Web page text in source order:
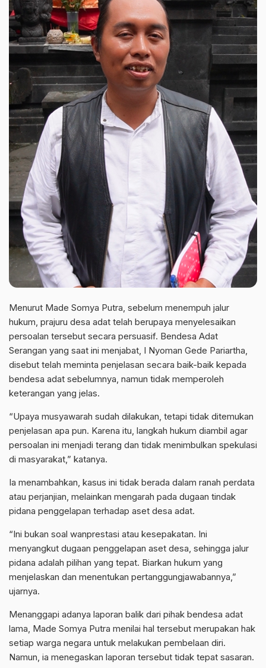
Menurut Made Somya Putra, sebelum menempuh jalur
hukum, prajuru desa adat telah berupaya menyelesaikan
persoalan tersebut secara persuasif. Bendesa Adat
Serangan yang saat ini menjabat, I Nyoman Gede Pariartha,
disebut telah meminta penjelasan secara baik-baik kepada
bendesa adat sebelumnya, namun tidak memperoleh
keterangan yang jelas.
“Upaya musyawarah sudah dilakukan, tetapi tidak ditemukan
penjelasan apa pun. Karena itu, langkah hukum diambil agar
persoalan ini menjadi terang dan tidak menimbulkan spekulasi
di masyarakat,” katanya.
Ia menambahkan, kasus ini tidak berada dalam ranah perdata
atau perjanjian, melainkan mengarah pada dugaan tindak
pidana penggelapan terhadap aset desa adat.
“Ini bukan soal wanprestasi atau kesepakatan. Ini
menyangkut dugaan penggelapan aset desa, sehingga jalur
pidana adalah pilihan yang tepat. Biarkan hukum yang
menjelaskan dan menentukan pertanggungjawabannya,”
ujarnya.
Menanggapi adanya laporan balik dari pihak bendesa adat
lama, Made Somya Putra menilai hal tersebut merupakan hak
setiap warga negara untuk melakukan pembelaan diri.
Namun, ia menegaskan laporan tersebut tidak tepat sasaran.